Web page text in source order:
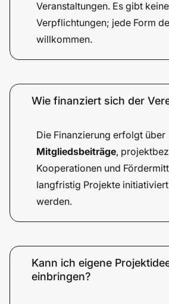
Veranstaltungen. Es gibt
Verpflichtungen; jede Form
willkommen.
Wie finanziert sich der
Die Finanzierung erfolgt über
Mitgliedsbeiträge,
Kooperationen und
langfristig Projekte
werden.
Kann ich eigene
einbringen?